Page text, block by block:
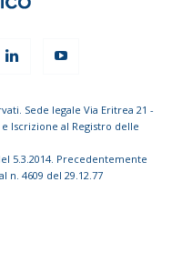
Sede legale Via Eritrea 21 -
Iscrizione al Registro delle
5.3.2014. Precedentemente
n. 4609 del 29.12.77